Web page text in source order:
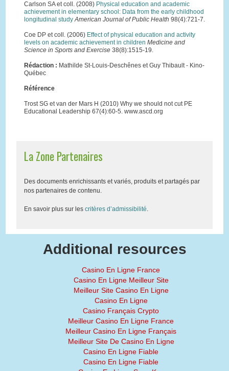
Carlson SA et coll. (2008) Physical education and academic
achievement in elementary school: Data from the early childhood
longitudinal study American Journal of Public Health 98(4):721-7.
Coe DP et coll. (2006) Effect of physical education and activity
levels on academic achievement in children Medicine and
Science in Sports and Exercise38(8):1515-19.
Rédaction : Mathilde St-Louis-Deschênes et Guy Thibault - Kino-
Québec
Référence
Trost SG et van der Mars H (2010) Why we should not cut PE
Educational Leadership 67(4):60-5. www.ascd.org
La Zone Partenaires
Des documents enrichissants et variés, produits et partagés par
nos partenaires de contenu.
En savoir plus sur les critères d’admissibilité.
Additional resources
Casino En Ligne France
Casino En Ligne Meilleur Site
Meilleur Site Casino En Ligne
Casino En Ligne
Casino Français Crypto
Meilleur Casino En Ligne France
Meilleur Casino En Ligne Français
Meilleur Site De Casino En Ligne
Casino En Ligne Fiable
Casino En Ligne Fiable